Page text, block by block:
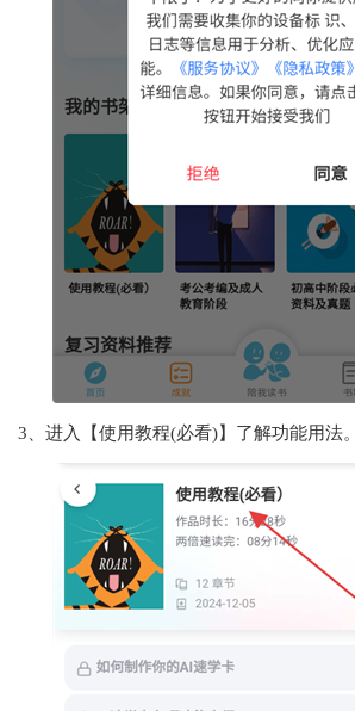
3、进入【使用教程(必看)】了解功能用法。